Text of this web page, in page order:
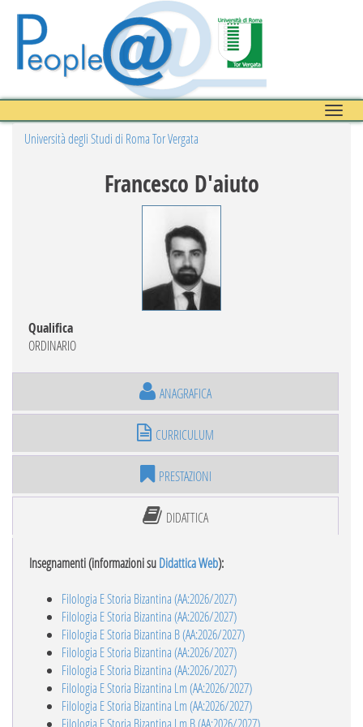
Toggle
Università degli Studi di Roma Tor Vergata
Francesco D'aiuto
Qualifica
ORDINARIO
ANAGRAFICA
CURRICULUM
PRESTAZIONI
DIDATTICA
Insegnamenti (informazioni suDidattica Web):
Filologia E Storia Bizantina (AA:2026/2027)
Filologia E Storia Bizantina (AA:2026/2027)
Filologia E Storia Bizantina B (AA:2026/2027)
Filologia E Storia Bizantina (AA:2026/2027)
Filologia E Storia Bizantina (AA:2026/2027)
Filologia E Storia Bizantina Lm (AA:2026/2027)
Filologia E Storia Bizantina Lm (AA:2026/2027)
Filologia E Storia Bizantina Lm B (AA:2026/2027)